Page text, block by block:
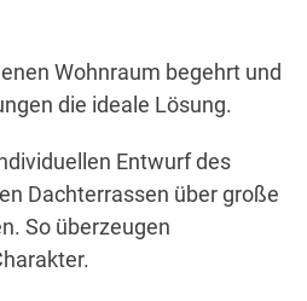
Wohnraum begehrt und
die ideale Lösung.
Entwurf des
Dachterrassen über große
So überzeugen